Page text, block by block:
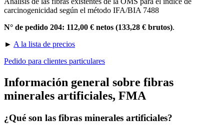
carcinogenicidad según el método IFA/BIA 7488
N° de pedido 204: 112,00 € netos (133,28 € brutos).
► A la lista de precios
Pedido para clientes particulares
Información general sobre fibras
minerales artificiales, FMA
¿Qué son las fibras minerales artificiales?